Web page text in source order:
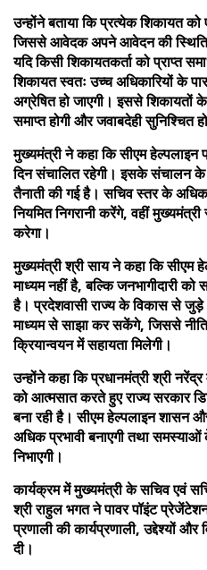
उन्होंने बताया कि प्रत्येक शिकायत
जिससे आवेदक अपने आवेदन की
यदि किसी शिकायतकर्ता को प्राप्त
शिकायत स्वतः उच्च अधिकारियों के
अग्रेषित हो जाएगी। इससे शिकायतों
समाप्त होगी और जवाबदेही सुनिश्चित
मुख्यमंत्री ने कहा कि सीएम
दिन संचालित रहेगी। इसके संचालन के
तैनाती की गई है। सचिव स्तर के
नियमित निगरानी करेंगे, वहीं
करेगा।
मुख्यमंत्री श्री साय ने कहा कि सीएम
माध्यम नहीं है, बल्कि जनभागीदारी
है। प्रदेशवासी राज्य के विकास से
माध्यम से साझा कर सकेंगे, जिससे
क्रियान्वयन में सहायता मिलेगी।
उन्होंने कहा कि प्रधानमंत्री श्री
को आत्मसात करते हुए राज्य सरकार
बना रही है। सीएम हेल्पलाइन शासन
अधिक प्रभावी बनाएगी तथा समस्याओं
निभाएगी।
कार्यक्रम में मुख्यमंत्री के सचिव एवं
श्री राहुल भगत ने पावर पॉइंट
प्रणाली की कार्यप्रणाली, उद्देश्यों
दी।